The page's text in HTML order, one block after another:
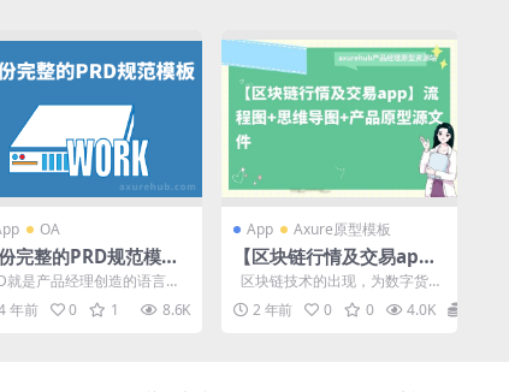
OA
完整的PRD规范模板
写？
就是产品经理创造的语言，
我们与外界对话的窗口。 PR
将我们思考的内...
年前 0 1 8.6K
App Axure原型模板
【区块链行情及交易ap
p】流程图+思维导图+产
品原型源文件
区块链技术的出现，为数字货币
和金融交易带来了全新的可能
性。与传统的...
2 年前 0 0 4.0K